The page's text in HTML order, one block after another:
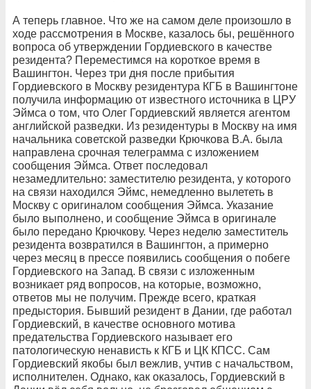
А теперь главное. Что же на самом деле произошло в
ходе рассмотрения в Москве, казалось бы, решённого
вопроса об утверждении Гордиевского в качестве
резидента? Переместимся на короткое время в
Вашингтон. Через три дня после прибытия
Гордиевского в Москву резидентура КГБ в Вашингтоне
получила информацию от известного источника в ЦРУ
Эймса о том, что Олег Гордиевский является агентом
английской разведки. Из резидентуры в Москву на имя
начальника советской разведки Крючкова В.А. была
направлена срочная телеграмма с изложением
сообщения Эймса. Ответ последовал
незамедлительно: заместителю резидента, у которого
на связи находился Эймс, немедленно вылететь в
Москву с оригиналом сообщения Эймса. Указание
было выполнено, и сообщение Эймса в оригинале
было передано Крючкову. Через неделю заместитель
резидента возвратился в Вашингтон, а примерно
через месяц в прессе появились сообщения о побеге
Гордиевского на Запад. В связи с изложенным
возникает ряд вопросов, на которые, возможно,
ответов мы не получим. Прежде всего, краткая
предыстория. Бывший резидент в Дании, где работал
Гордиевский, в качестве основного мотива
предательства Гордиевского называет его
патологическую ненависть к КГБ и ЦК КПСС. Сам
Гордиевский якобы был вежлив, учтив с начальством,
исполнителен. Однако, как оказалось, Гордиевский в